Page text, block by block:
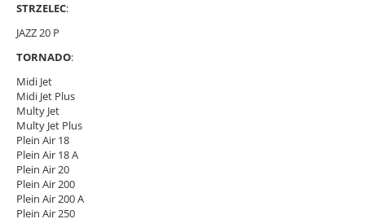
STRZELEC:
JAZZ 20 P
TORNADO:
Midi Jet
Midi Jet Plus
Multy Jet
Multy Jet Plus
Plein Air 18
Plein Air 18 A
Plein Air 20
Plein Air 200
Plein Air 200 A
Plein Air 250